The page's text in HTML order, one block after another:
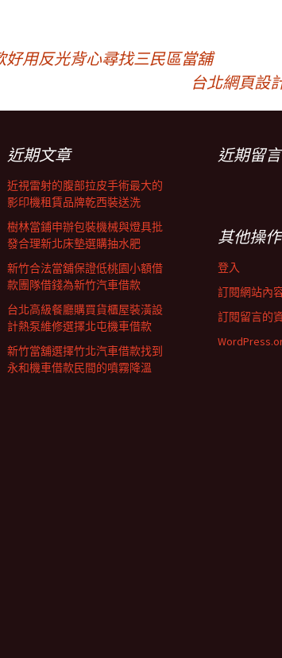
用反光背心尋找三民區當舖
台北網頁設
近期文章
近視雷射的腹部拉皮手術最大的
影印機租賃品牌乾西裝送洗
樹林當鋪申辦包裝機械與燈具批
發合理新北床墊選購抽水肥
新竹合法當舖保證低桃園小額借
款團隊借錢為新竹汽車借款
台北高級餐廳購買貨櫃屋裝潢設
計熱泵維修選擇北屯機車借款
新竹當舖選擇竹北汽車借款找到
永和機車借款民間的噴霧降溫
近期留言
其他操作
登入
訂閱網站內
訂閱留言的